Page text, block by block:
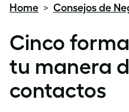
Home > Consejos de
Cinco
tu manera
contactos